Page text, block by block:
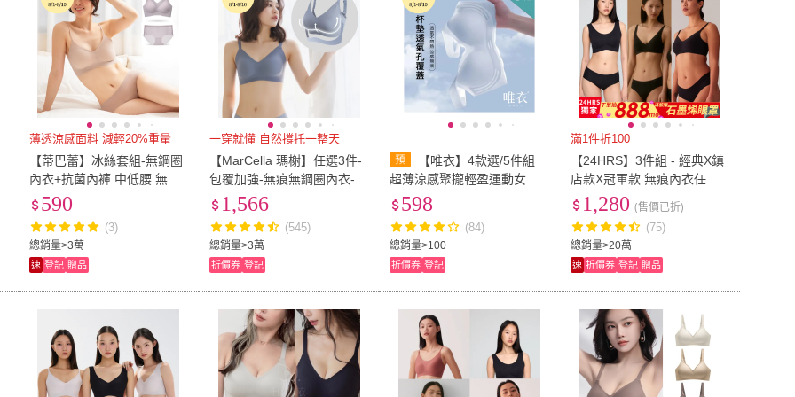
薄透涼感面料 減輕20%重量
【蒂巴蕾】冰絲套組-無鋼圈
內衣+抗菌內褲 中低腰 無痕
內褲 涼感
總銷量>3萬
590
(3)
速 登記 贈品
一穿就懂 自然撐托一整天
【MarCella 瑪榭】任選3件-
包覆加強-無痕無鋼圈內衣-集
中美胸-直條款(無痕內衣/女
內衣/集中托高)
總銷量>3萬
1,566
(545)
折價券 登記
【唯衣】4款選/5件組
超薄涼感聚攏輕盈運動女內
衣-無鋼圈無痕調整型機能內
可選)
總銷量>100
598
(84)
折價券 登記
滿1件折100
【24HRS】3件組 - 經典X鎮
店款X冠軍款 無痕內衣任選
(無鋼圈內衣 女內衣 女內著
無感失憶 背扣式)
總銷量>20萬
1,280 (售價已折)
(75)
速 折價券 登記 贈品